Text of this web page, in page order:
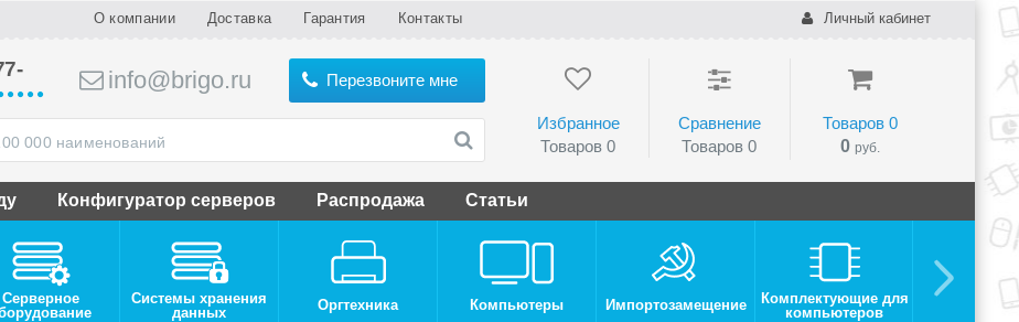
О компании Доставка Гарантия Контакты Личный кабинет
info@brigo.ru Перезвоните мне
Избранное
Товаров 0
Сравнение
Товаров 0
Товаров 0
0 руб.
Конфигуратор серверов Распродажа Статьи
Серверное
Системы хранения
данных
Оргтехника Компьютеры Импортозамещение
Комплектующие для
компьютеров